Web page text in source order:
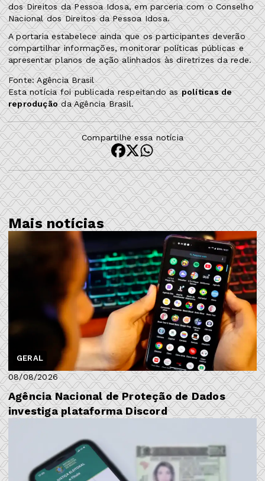
dos Direitos da Pessoa Idosa, em parceria com o Conselho
Nacional dos Direitos da Pessoa Idosa.
A portaria estabelece ainda que os participantes deverão
compartilhar informações, monitorar políticas públicas e
apresentar planos de ação alinhados às diretrizes da rede.
Fonte: Agência Brasil
Esta notícia foi publicada respeitando aspolíticas de
reproduçãoda Agência Brasil.
Compartilhe essa notícia
Mais notícias
GERAL
08/08/2026
Agência Nacional de Proteção de Dados
investiga plataforma Discord